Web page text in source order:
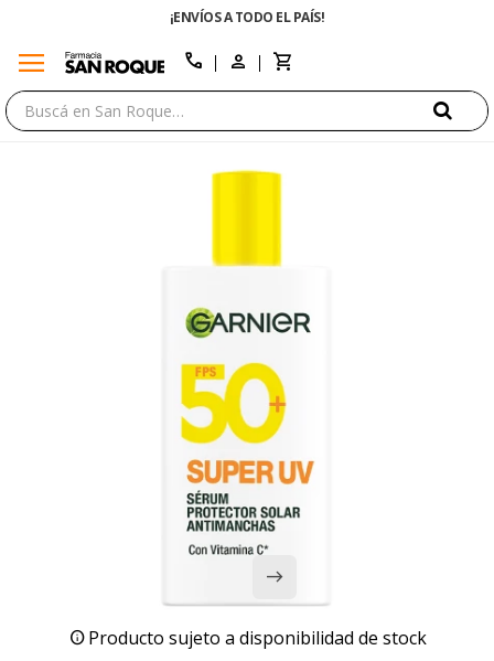
¡ENVÍOS A TODO EL PAÍS!
menu call
Producto sujeto a disponibilidad de stock
close